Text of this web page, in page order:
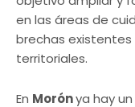
en las áreas de
brechas
territoriales.
En Morónya hay